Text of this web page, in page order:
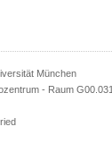
München
- Raum G00.031